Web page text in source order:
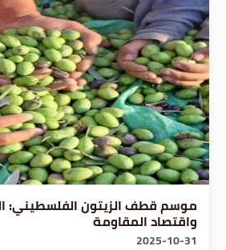
موسم قطف الزيتون الفلسطيني:
واقتصاد المقاومة
2025-10-31